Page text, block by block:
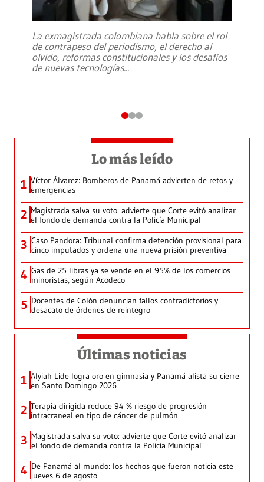
La exmagistrada colombiana habla sobre el rol
de contrapeso del periodismo, el derecho al
olvido, reformas constitucionales y los desafíos
de nuevas tecnologías...
Lo más leído
1 Víctor Álvarez: Bomberos de Panamá advierten de retos y
emergencias
2 Magistrada salva su voto: advierte que Corte evitó analizar
el fondo de demanda contra la Policía Municipal
3 Caso Pandora: Tribunal confirma detención provisional para
cinco imputados y ordena una nueva prisión preventiva
4 Gas de 25 libras ya se vende en el 95% de los comercios
minoristas, según Acodeco
5 Docentes de Colón denuncian fallos contradictorios y
desacato de órdenes de reintegro
Últimas noticias
1 Alyiah Lide logra oro en gimnasia y Panamá alista su cierre
en Santo Domingo 2026
2 Terapia dirigida reduce 94 % riesgo de progresión
intracraneal en tipo de cáncer de pulmón
3 Magistrada salva su voto: advierte que Corte evitó analizar
el fondo de demanda contra la Policía Municipal
4 De Panamá al mundo: los hechos que fueron noticia este
jueves 6 de agosto